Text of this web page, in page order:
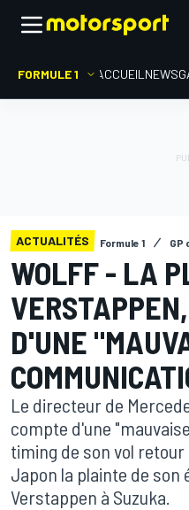
FORMULE 1 ACCUEIL NEWS
ACTUALITÉS Formule 1 GP
WOLFF - LA
D'UNE
Le directeur de
compte d'une
timing de son vol
Japon la plainte de son
Verstappen à Suzuka.